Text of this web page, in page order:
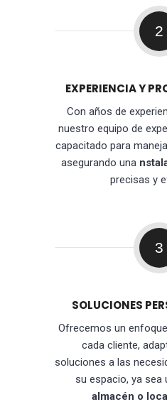
2
EXPERIENCIA Y
Con años de
nuestro equipo de
capacitado para
asegurando una
precisas y
3
SOLUCIONES
Ofrecemos un
cada cliente,
soluciones a las
su espacio, ya sea
almacén o